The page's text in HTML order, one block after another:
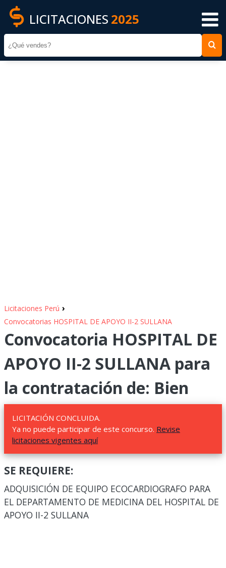
LICITACIONES 2025
Licitaciones Perú ›
Convocatorias HOSPITAL DE APOYO II-2 SULLANA
Convocatoria HOSPITAL DE
APOYO II-2 SULLANA para
la contratación de: Bien
LICITACIÓN CONCLUIDA.
Ya no puede participar de este concurso. Revise
licitaciones vigentes aquí
SE REQUIERE:
ADQUISICIÓN DE EQUIPO ECOCARDIOGRAFO PARA
EL DEPARTAMENTO DE MEDICINA DEL HOSPITAL DE
APOYO II-2 SULLANA